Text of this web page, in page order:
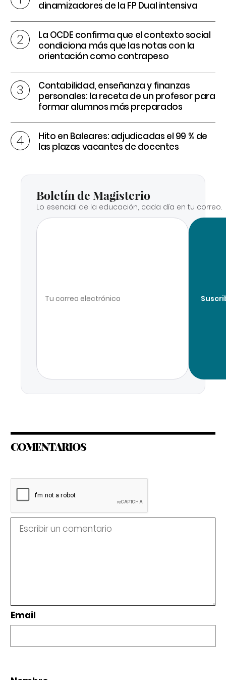
dinamizadores de la FP Dual intensiva
La OCDE confirma que el contexto social
condiciona más que las notas con la
orientación como contrapeso
Contabilidad, enseñanza y finanzas
personales: la receta de un profesor para
formar alumnos más preparados
Hito en Baleares: adjudicadas el 99 % de
las plazas vacantes de docentes
Boletín de Magisterio
Lo esencial de la educación, cada día en tu correo.
COMENTARIOS
Email